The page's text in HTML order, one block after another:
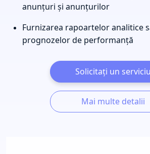
anunțuri și anunțurilor
Furnizarea rapoartelor analitice
prognozelor de performanță
Solicitați un serviciu
Mai multe detalii